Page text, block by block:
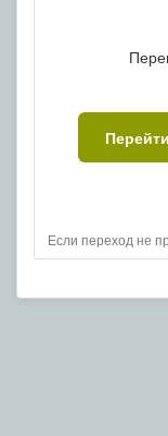
Если переход не